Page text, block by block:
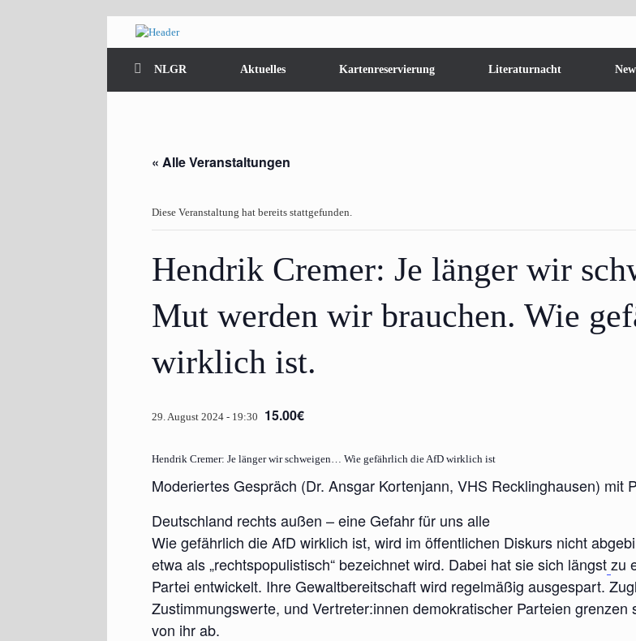
NLGR
Aktuelles Kartenreservierung Literaturnacht
« Alle Veranstaltungen
Diese Veranstaltung hat bereits stattgefunden.
Hendrik Cremer: Je länger wir
Mut werden wir brauchen. Wie
wirklich ist.
29. August 2024 - 19:30 15.00€
Hendrik Cremer: Je länger wir schweigen… Wie gefährlich die AfD wirklich ist
Mode­rier­tes Gespräch (Dr. Ans­gar Kor­ten­jann, VHS Reck­ling­hau­sen) mit
Deutsch­land rechts außen – eine Gefahr für uns alle
Wie gefähr­lich die AfD wirk­lich ist, wird im öffent­li­chen Dis­kurs nicht
etwa als „rechts­po­pu­lis­tisch“ bezeich­net wird. Dabei hat sie sich längstzu
Par­tei ent­wi­ckelt. Ihre Gewalt­be­reit­schaft wird regel­mä­ßig aus­ge­spart.
Zustim­mungs­wer­te, und Vertreter:innen demo­kra­ti­scher Par­tei­en gren­zen
von ihr ab.